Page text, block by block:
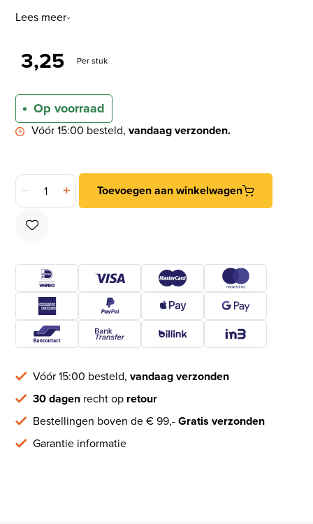
Lees meer
3,25 Per stuk
Op voorraad
Vóór 15:00 besteld,vandaag verzonden.
Kabeldoorvoer vierkant zwart 80 mm aantal
Toevoegen aan winkelwagen
Vóór 15:00 besteld,vandaag verzonden
30 dagen recht op retour
Bestellingen boven de € 99,-Gratis verzonden
Garantie informatie